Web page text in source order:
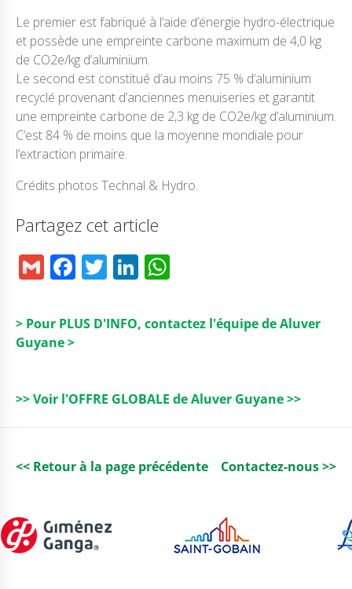
Le premier est fabriqué à l’aide d’énergie hydro-électrique
et possède une empreinte carbone maximum de 4,0 kg
de CO2e/kg d’aluminium.
Le second est constitué d’au moins 75 % d’aluminium
recyclé provenant d’anciennes menuiseries et garantit
une empreinte carbone de 2,3 kg de CO2e/kg d’aluminium.
C’est 84 % de moins que la moyenne mondiale pour
l’extraction primaire.
Crédits photos Technal & Hydro.
Partagez cet article
G
m
ai
l
F
a
c
o
T
w
it
r
Li
n
k
e
n
a
p
> Pour PLUS D'INFO, contactez l'équipe de Aluver
Guyane >
>> Voir l'OFFRE GLOBALE de Aluver Guyane >>
<< Retour à la page précédente Contactez-nous >>